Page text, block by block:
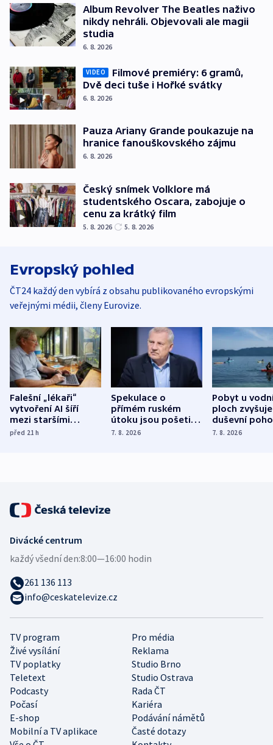
Album Revolver The Beatles naživo
nikdy nehráli. Objevovali ale magii
studia
6. 8. 2026
VIDEO
Filmové premiéry: 6 gramů,
Dvě deci tuše i Hořké svátky
6. 8. 2026
Pauza Ariany Grande poukazuje na
hranice fanouškovského zájmu
6. 8. 2026
Český snímek Volklore má
studentského Oscara, zabojuje o
cenu za krátký film
5. 8. 2026 5. 8. 2026
Evropský pohled
ČT24 každý den vybírá z obsahu publikovaného evropskými
veřejnými médii, členy Eurovize.
Falešní „lékaři“
vytvoření AI šíří
mezi staršími
Poláky nebezpečné
před 21h
Spekulace o
přímém ruském
útoku jsou pošetilé,
míní estonský
7. 8. 2026
Pobyt u
ploch zvyšuje
duševní
ukázala
7. 8. 2026
TV program
Pro média
Živé vysílání
Reklama
TV poplatky
Studio Brno
Teletext
Studio Ostrava
Podcasty
Rada ČT
Počasí
Kariéra
E-shop
Podávání námětů
Mobilní a TV aplikace
Časté dotazy
Divácké centrum
každý všední den:8:00—16:00 hodin
261 136 113
info@ceskatelevize.cz